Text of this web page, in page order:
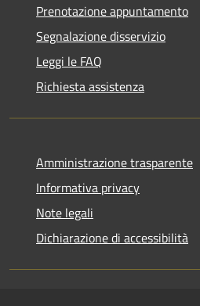
Prenotazione appuntamento
Segnalazione disservizio
Leggi le FAQ
Richiesta assistenza
Amministrazione trasparente
Informativa privacy
Note legali
Dichiarazione di accessibilità